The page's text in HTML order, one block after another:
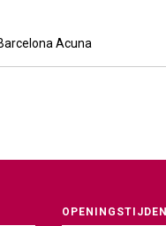
Acuna
OPENINGSTIJDEN